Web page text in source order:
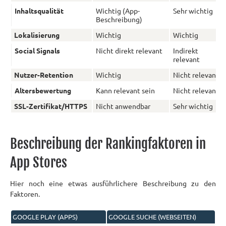
Inhaltsqualität
Wichtig (App-
Beschreibung)
Sehr wichtig
Lokalisierung Wichtig
Wichtig
Social Signals
Nicht direkt relevant
Indirekt
relevant
Nutzer-Retention
Wichtig
Nicht relevant
Altersbewertung
Kann relevant sein
Nicht relevant
SSL-Zertifikat/HTTPS
Nicht anwendbar Sehr wichtig
Beschreibung der Rankingfaktoren in
App Stores
Hier noch eine etwas ausführlichere Beschreibung zu den
Faktoren.
GOOGLE PLAY (APPS) GOOGLE SUCHE (WEBSEITEN)